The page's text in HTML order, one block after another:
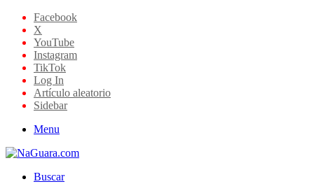
Facebook
X
YouTube
Instagram
TikTok
Log In
Artículo aleatorio
Sidebar
Menu
Buscar